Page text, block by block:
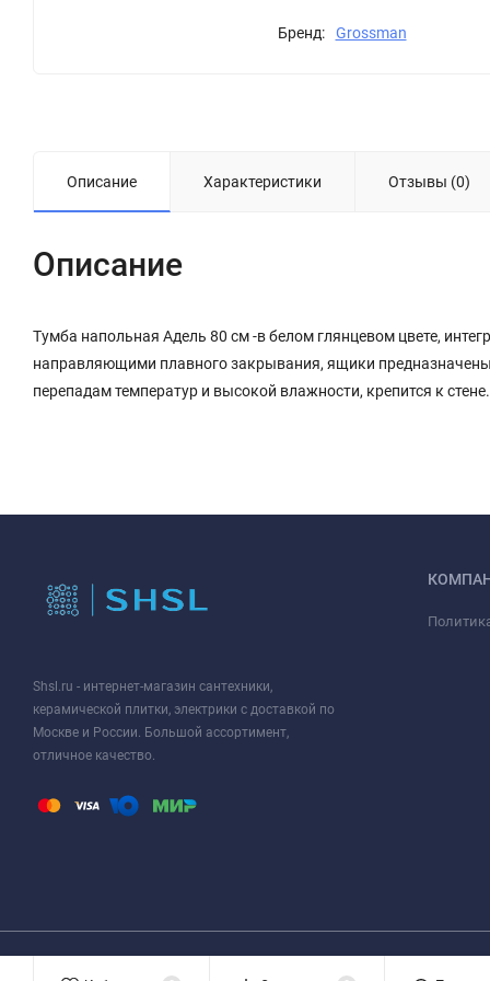
Бренд: Grossman
Описание Характеристики Отзывы (0)
Описание
Тумба напольная Адель 80 см -в белом глянцевом цвете,
направляющими плавного закрывания, ящики
перепадам температур и высокой влажности, крепится к
Shsl.ru - интернет-магазин сантехники,
керамической плитки, электрики с доставкой по
Москве и России. Большой ассортимент,
отличное качество.
Просим, обратить ваше внимание на то, что данный интернет ресурс